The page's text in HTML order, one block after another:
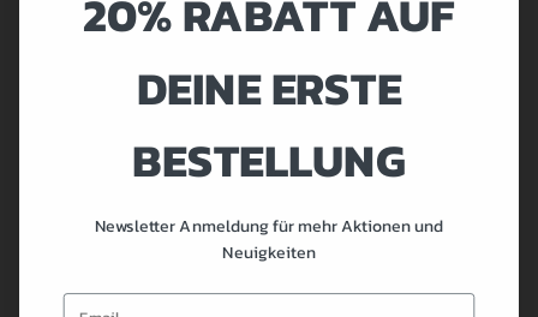
katabolen Vorgänge 50% der gesamten Abläufe im Körper
katabolen Vorgänge und anabole Vorgänge maximieren
Unerwünschte katabole Vorgänge wie Proteinabbau und
anabole Vorgänge wie Fettspeicherung müssen wir
Nur darum geht es. Wir haben nun gelernt im letzten Artikel,
20% RABATT AUF
DEINE ERSTE
BESTELLUNG
Newsletter Anmeldung für mehr Aktionen und
Neuigkeiten
Email